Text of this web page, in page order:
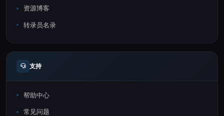
资源博客
转录员名录
支持
帮助中心
常见问题